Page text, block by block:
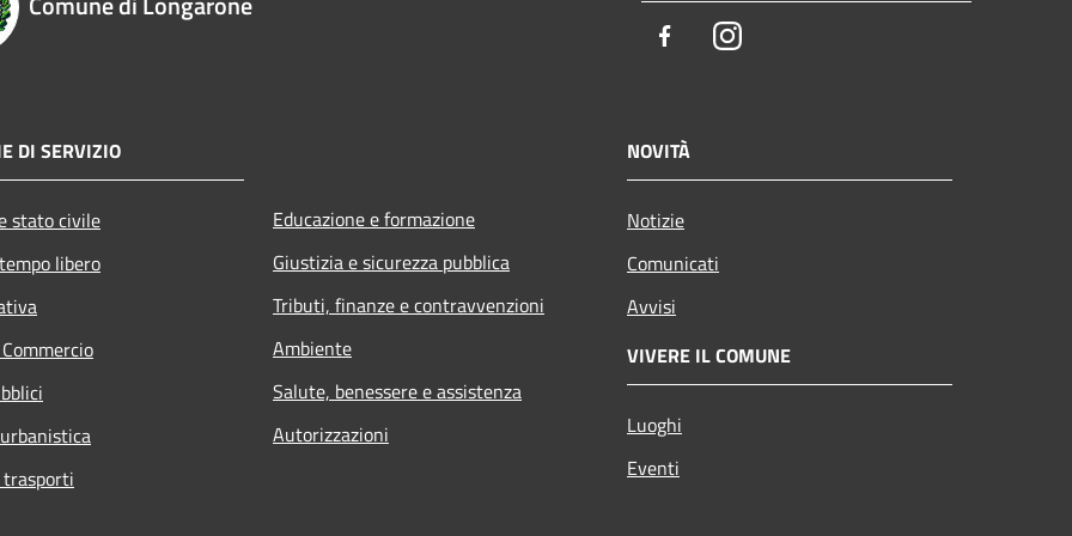
FacebookInstagram
DI SERVIZIO
stato civile
libero
Educazione e formazione
Giustizia e sicurezza pubblica
Tributi, finanze e contravvenzioni
Ambiente
Salute, benessere e assistenza
Autorizzazioni
NOVITÀ
Notizie
Comunicati
Avvisi
VIVERE IL COMUNE
Luoghi
Eventi